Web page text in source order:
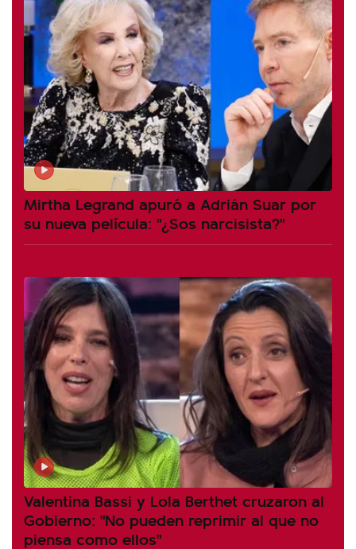
Mirtha Legrand apuró a Adrián Suar por
su nueva película: "¿Sos narcisista?"
Valentina Bassi y Lola Berthet cruzaron al
Gobierno: "No pueden reprimir al que no
piensa como ellos"